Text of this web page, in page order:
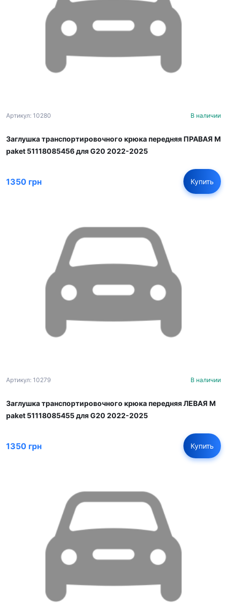
Артикул: 10280 В наличии
Заглушка транспортировочного крюка передняя ПРАВАЯ M
paket 51118085456 для G20 2022-2025
1350 грн Купить
Артикул: 10279 В наличии
Заглушка транспортировочного крюка передняя ЛЕВАЯ M
paket 51118085455 для G20 2022-2025
1350 грн Купить